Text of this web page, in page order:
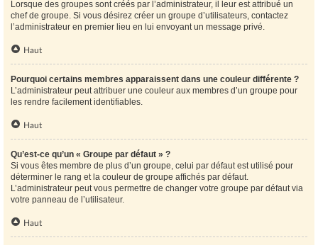
Lorsque des groupes sont créés par l’administrateur, il leur est attribué un
chef de groupe. Si vous désirez créer un groupe d’utilisateurs, contactez
l’administrateur en premier lieu en lui envoyant un message privé.
Haut
Pourquoi certains membres apparaissent dans une couleur différente ?
L’administrateur peut attribuer une couleur aux membres d’un groupe pour
les rendre facilement identifiables.
Haut
Qu’est-ce qu’un « Groupe par défaut » ?
Si vous êtes membre de plus d’un groupe, celui par défaut est utilisé pour
déterminer le rang et la couleur de groupe affichés par défaut.
L’administrateur peut vous permettre de changer votre groupe par défaut via
votre panneau de l’utilisateur.
Haut